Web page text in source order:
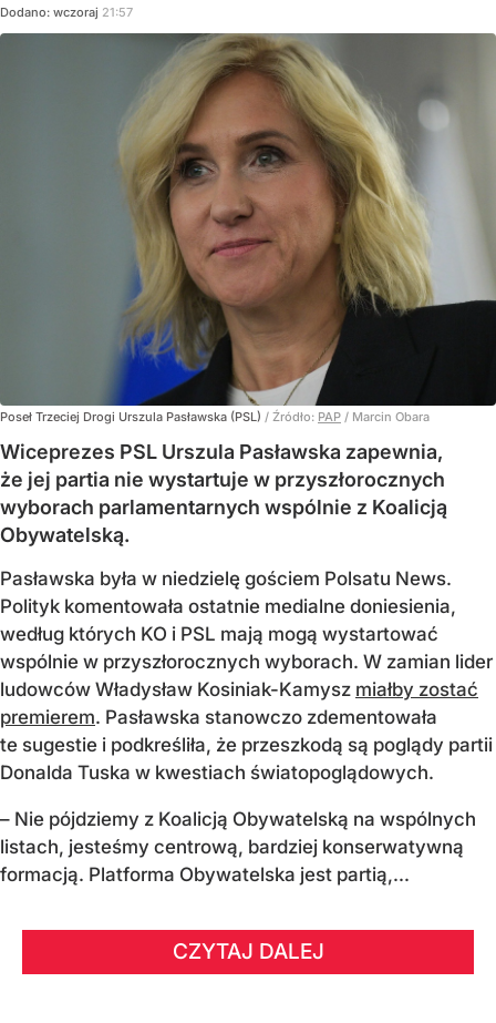
Dodano: wczoraj 21:57
Poseł Trzeciej Drogi Urszula Pasławska (PSL) / Źródło: PAP / Marcin Obara
Wiceprezes PSL Urszula Pasławska zapewnia,
że jej partia nie wystartuje w przyszłorocznych
wyborach parlamentarnych wspólnie z Koalicją
Obywatelską.
Pasławska była w niedzielę gościem Polsatu News.
Polityk komentowała ostatnie medialne doniesienia,
według których KO i PSL mają mogą wystartować
wspólnie w przyszłorocznych wyborach. W zamian lider
ludowców Władysław Kosiniak-Kamysz miałby zostać
premierem. Pasławska stanowczo zdementowała
te sugestie i podkreśliła, że przeszkodą są poglądy partii
Donalda Tuska w kwestiach światopoglądowych.
– Nie pójdziemy z Koalicją Obywatelską na wspólnych
listach, jesteśmy centrową, bardziej konserwatywną
formacją. Platforma Obywatelska jest partią,...
CZYTAJ DALEJ